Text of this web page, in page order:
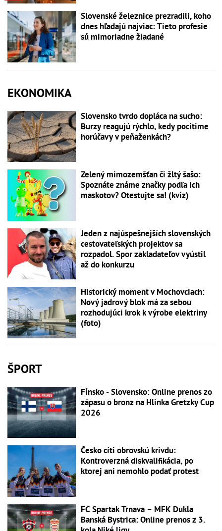
Slovenské železnice prezradili, koho
dnes hľadajú najviac: Tieto profesie
sú mimoriadne žiadané
EKONOMIKA
Slovensko tvrdo dopláca na sucho:
Burzy reagujú rýchlo, kedy pocítime
horúčavy v peňaženkách?
Zelený mimozemšťan či žltý šašo:
Spoznáte známe značky podľa ich
maskotov? Otestujte sa! (kvíz)
Jeden z najúspešnejších slovenských
cestovateľských projektov sa
rozpadol. Spor zakladateľov vyústil
až do konkurzu
Historický moment v Mochovciach:
Nový jadrový blok má za sebou
rozhodujúci krok k výrobe elektriny
(foto)
ŠPORT
Fínsko - Slovensko: Online prenos zo
zápasu o bronz na Hlinka Gretzky Cup
2026
Česko cíti obrovskú krivdu:
Kontroverzná diskvalifikácia, po
ktorej ani nemohlo podať protest
FC Spartak Trnava – MFK Dukla
Banská Bystrica: Online prenos z 3.